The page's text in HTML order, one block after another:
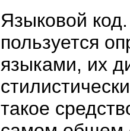
Языковой
пользуется
языками, их
такое